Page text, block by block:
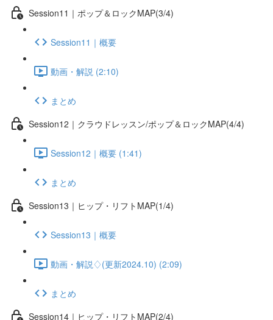
Session11｜ポップ＆ロックMAP(3/4)
Session11｜概要
動画・解説 (2:10)
まとめ
Session12｜クラウドレッスン/ポップ＆ロックMAP(4/4)
Session12｜概要 (1:41)
まとめ
Session13｜ヒップ・リフトMAP(1/4)
Session13｜概要
動画・解説♢(更新2024.10) (2:09)
まとめ
Session14｜ヒップ・リフトMAP(2/4)